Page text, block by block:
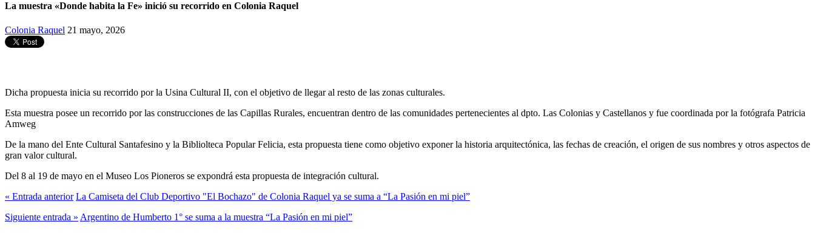
La muestra «Donde habita la Fe» inició su recorrido en Colonia Raquel
Colonia Raquel 21 mayo, 2026
Dicha propuesta inicia su recorrido por la Usina Cultural II, con el objetivo de llegar al resto de las zonas culturales.
Esta muestra posee un recorrido por las construcciones de las Capillas Rurales, encuentran dentro de las comunidades pertenecientes al dpto. Las Colonias y Castellanos y fue coordinada por la fotógrafa Patricia
Amweg
De la mano del Ente Cultural Santafesino y la Bibliolteca Popular Felicia, esta propuesta tiene como objetivo exponer la historia arquitectónica, las fechas de creación, el origen de sus nombres y otros aspectos de
gran valor cultural.
Del 8 al 19 de mayo en el Museo Los Pioneros se expondrá esta propuesta de integración cultural.
« Entrada anterior La Camiseta del Club Deportivo "El Bochazo" de Colonia Raquel ya se suma a “La Pasión en mi piel”
Siguiente entrada » Argentino de Humberto 1° se suma a la muestra “La Pasión en mi piel”